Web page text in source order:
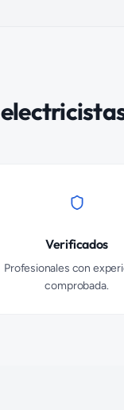
Verificados
Profesionales con
comprobada.